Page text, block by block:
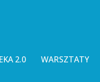
2.0 WARSZTATY